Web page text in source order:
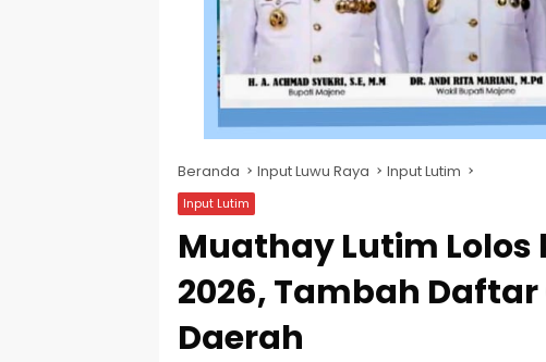
Beranda Input Luwu Raya Input Lutim
Input Lutim
Muathay Lutim Lolos
2026, Tambah
Daerah